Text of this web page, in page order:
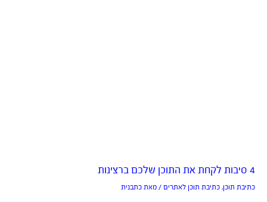
4 סיבות לקחת את התוכן שלכם ברצינות
כתיבת תוכן, כתיבת תוכן לאתרים / מאת כתבנית